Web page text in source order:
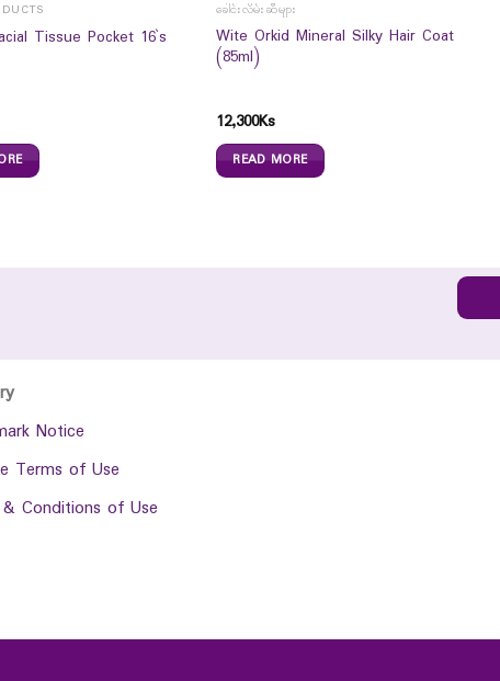
Tissue Pocket 16`s
ခေါင်းလိမ်းဆီများ
Wite Orkid Mineral Silky Hair Coat
(85ml)
12,300Ks
READ MORE
Notice
Terms of Use
Conditions of Use